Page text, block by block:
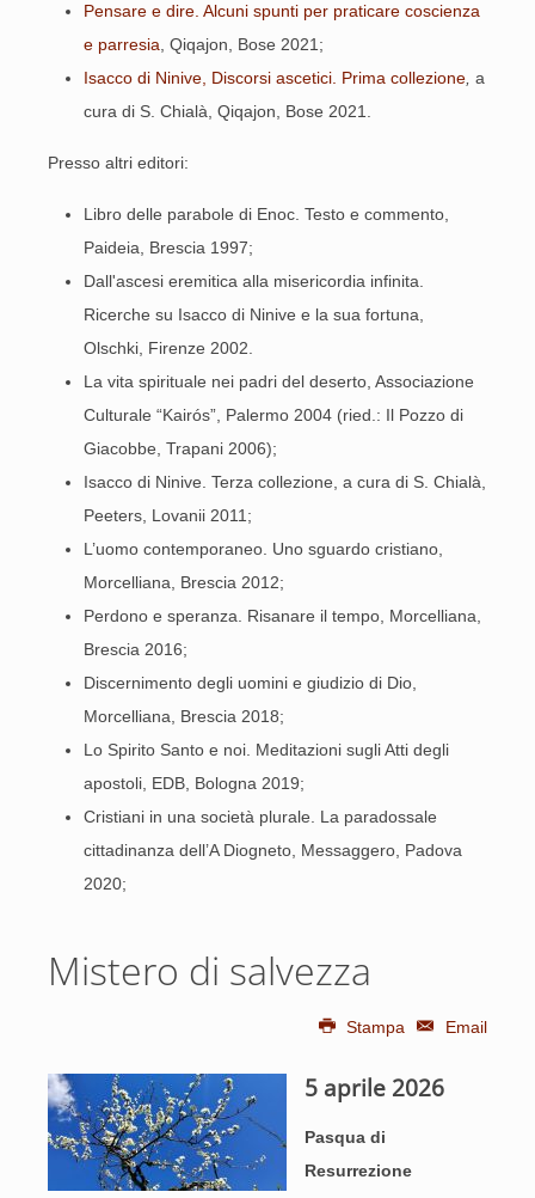
Pensare e dire. Alcuni spunti per praticare coscienza
e parresia , Qiqajon, Bose 2021;
Isacco di Ninive, Discorsi ascetici. Prima collezione a
cura di S. Chialà, Qiqajon, Bose 2021.
Presso altri editori:
Libro delle parabole di Enoc. Testo e commento,
Paideia, Brescia 1997;
Dall'ascesi eremitica alla misericordia infinita.
Ricerche su Isacco di Ninive e la sua fortuna,
Olschki, Firenze 2002.
La vita spirituale nei padri del deserto, Associazione
Culturale “Kairós”, Palermo 2004 (ried.: Il Pozzo di
Giacobbe, Trapani 2006);
Isacco di Ninive. Terza collezione, a cura di S. Chialà,
Peeters, Lovanii 2011;
L’uomo contemporaneo. Uno sguardo cristiano,
Morcelliana, Brescia 2012;
Perdono e speranza. Risanare il tempo, Morcelliana,
Brescia 2016;
Discernimento degli uomini e giudizio di Dio,
Morcelliana, Brescia 2018;
Lo Spirito Santo e noi. Meditazioni sugli Atti degli
apostoli, EDB, Bologna 2019;
Cristiani in una società plurale. La paradossale
cittadinanza dell’A Diogneto, Messaggero, Padova
2020;
Mistero di salvezza
Stampa Email
5 aprile 2026
Pasqua di
Resurrezione